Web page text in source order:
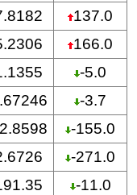
137.0
166.0
-5.0
-3.7
-155.0
-271.0
-11.0